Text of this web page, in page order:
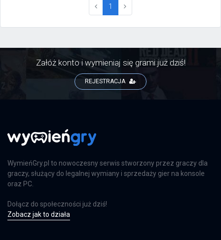
1 (current)
Załóż konto i wymieniaj się grami już dziś!
REJESTRACJA
WymieńGry.pl to nowoczesny serwis stworzony przez graczy dla
graczy, służący do legalnej wymiany i sprzedaży gier na konsole
oraz PC.
Dołącz do społeczności już dziś!
Zobacz jak to działa